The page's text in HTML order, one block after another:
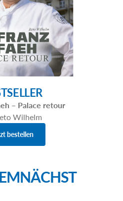
– Palace retour
Wilhelm
bestellen